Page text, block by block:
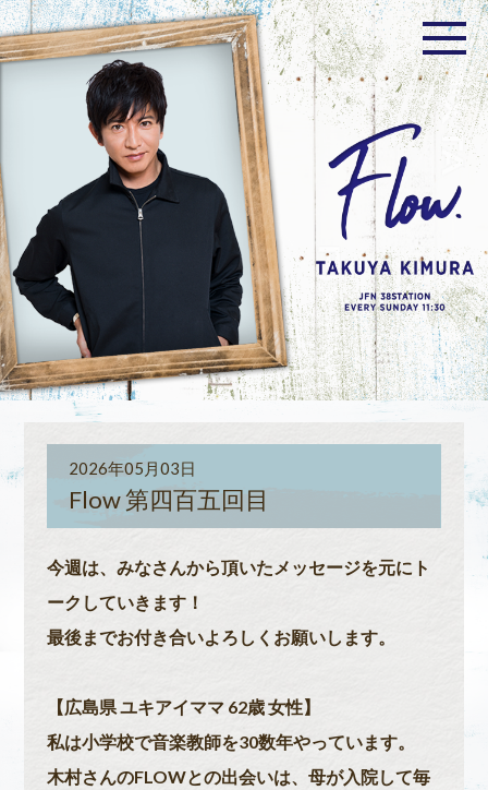
2026年05月03日
Flow 第四百五回目
今週は、みなさんから頂いたメッセージを元にト
ークしていきます！
最後までお付き合いよろしくお願いします。
【広島県 ユキアイママ 62歳 女性】
私は小学校で音楽教師を30数年やっています。
木村さんのFLOWとの出会いは、母が入院して毎